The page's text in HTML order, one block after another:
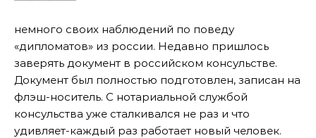
немного своих наблюдений по поведу
«дипломатов» из россии. Недавно пришлось
заверять документ в российском консульстве.
Документ был полностью подготовлен, записан на
флэш-носитель. С нотариальной службой
консульства уже сталкивался не раз и что
удивляет-каждый раз работает новый человек.